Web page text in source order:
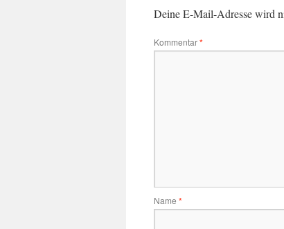
Deine E-Mail-Adresse wird
Kommentar*
Name *